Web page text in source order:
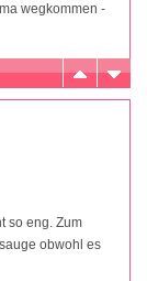
wegkommen -
so eng. Zum
obwohl es